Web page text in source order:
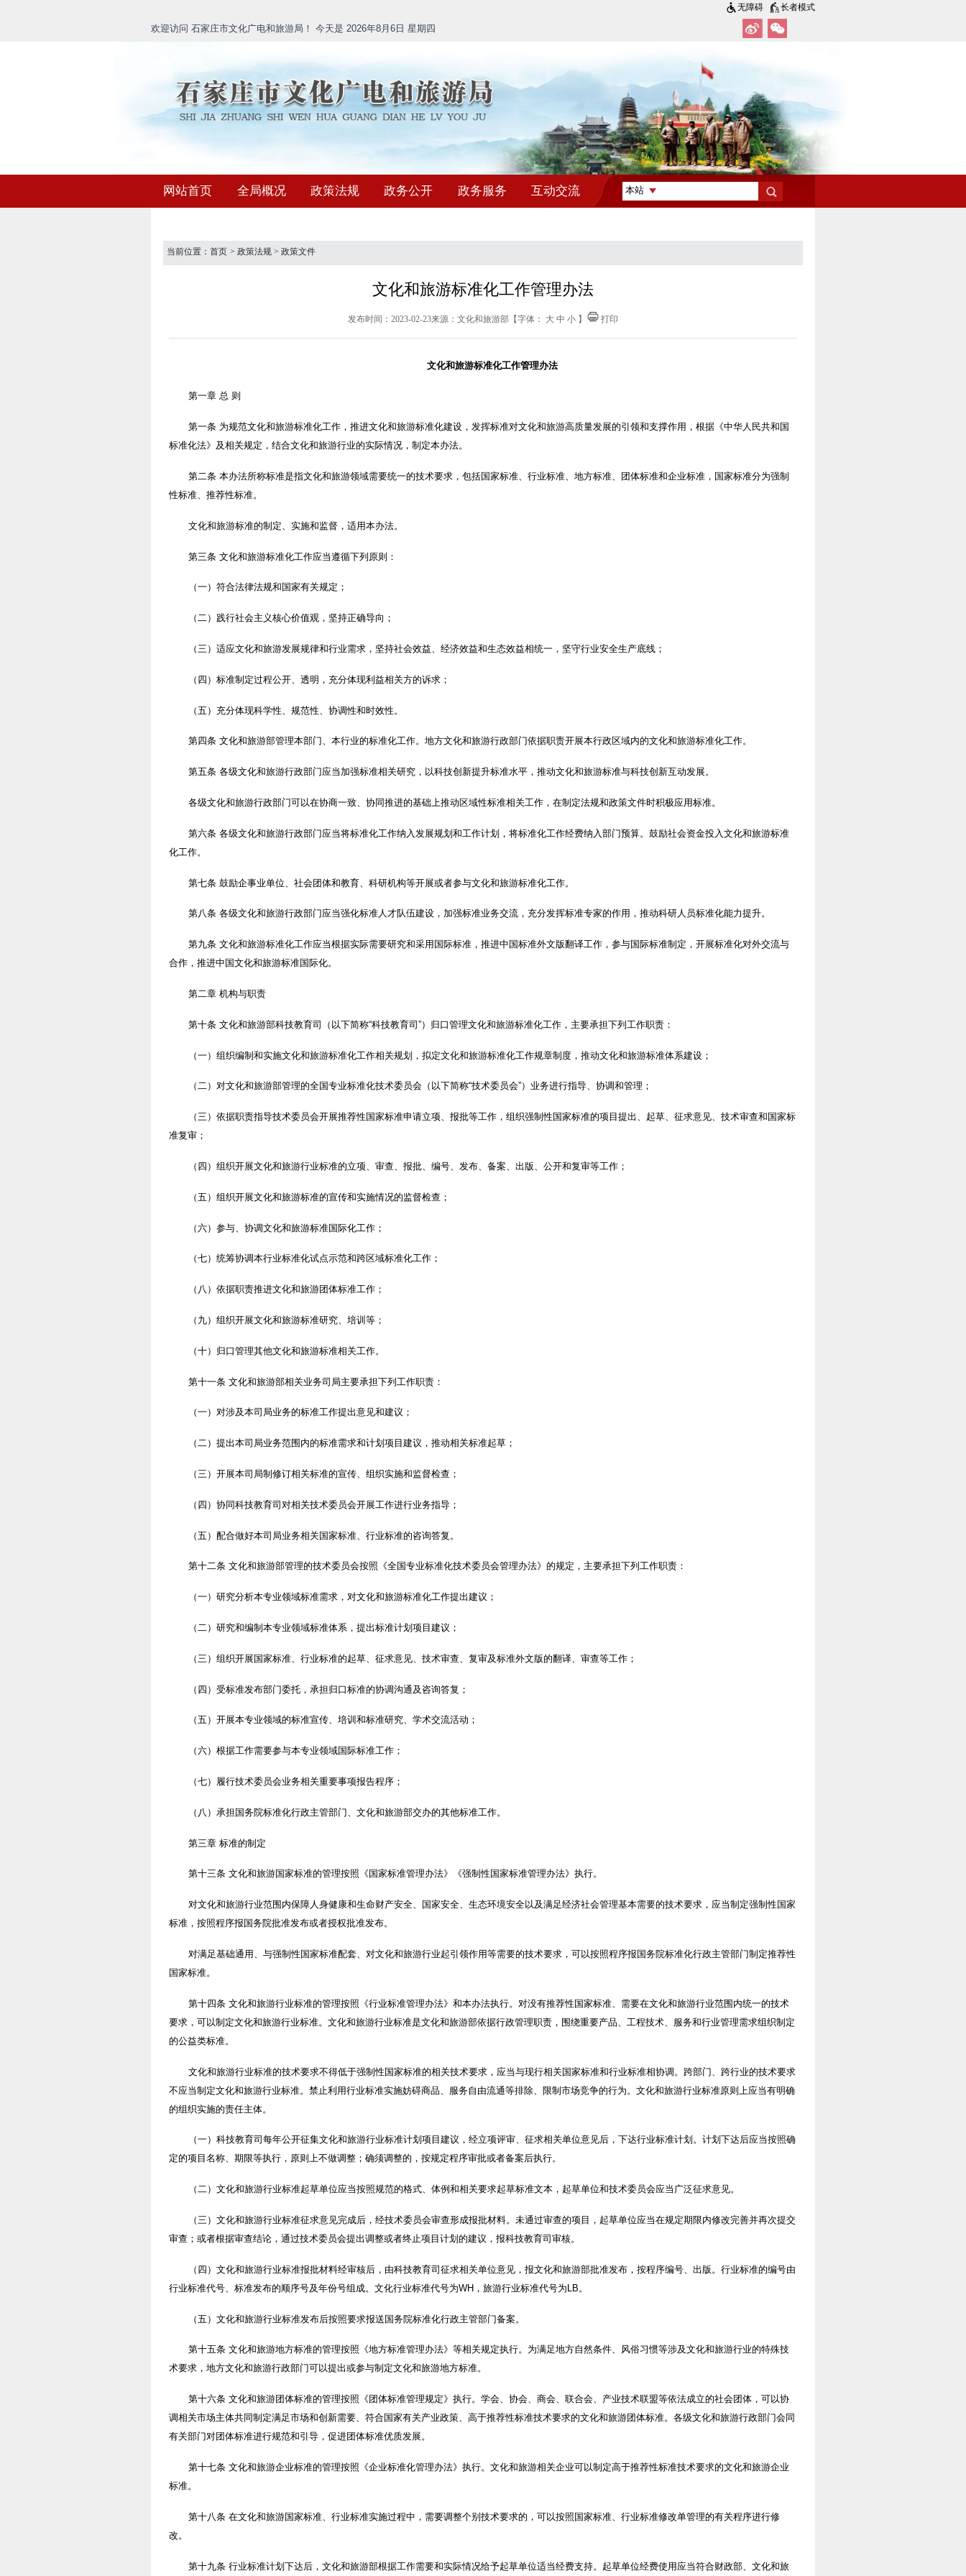
无障碍 长者模式
欢迎访问 石家庄市文化广电和旅游局！ 今天是 2026年8月6日 星期四
网站首页 全局概况 政策法规 政务公开 政务服务 互动交流
当前位置： 首页 > 政策法规> 政策文件
文化和旅游标准化工作管理办法
发布时间：2023-02-23来源：文化和旅游部 【字体： 大 中 小 】 打印
文化和旅游标准化工作管理办法
第一章 总 则
第一条 为规范文化和旅游标准化工作，推进文化和旅游标准化建设，发挥标准对文化和旅游高质量发展的引领和支撑作用，根据《中华人民共和国
标准化法》及相关规定，结合文化和旅游行业的实际情况，制定本办法。
第二条 本办法所称标准是指文化和旅游领域需要统一的技术要求，包括国家标准、行业标准、地方标准、团体标准和企业标准，国家标准分为强制
性标准、推荐性标准。
文化和旅游标准的制定、实施和监督，适用本办法。
第三条 文化和旅游标准化工作应当遵循下列原则：
（一）符合法律法规和国家有关规定；
（二）践行社会主义核心价值观，坚持正确导向；
（三）适应文化和旅游发展规律和行业需求，坚持社会效益、经济效益和生态效益相统一，坚守行业安全生产底线；
（四）标准制定过程公开、透明，充分体现利益相关方的诉求；
（五）充分体现科学性、规范性、协调性和时效性。
第四条 文化和旅游部管理本部门、本行业的标准化工作。地方文化和旅游行政部门依据职责开展本行政区域内的文化和旅游标准化工作。
第五条 各级文化和旅游行政部门应当加强标准相关研究，以科技创新提升标准水平，推动文化和旅游标准与科技创新互动发展。
各级文化和旅游行政部门可以在协商一致、协同推进的基础上推动区域性标准相关工作，在制定法规和政策文件时积极应用标准。
第六条 各级文化和旅游行政部门应当将标准化工作纳入发展规划和工作计划，将标准化工作经费纳入部门预算。鼓励社会资金投入文化和旅游标准
化工作。
第七条 鼓励企事业单位、社会团体和教育、科研机构等开展或者参与文化和旅游标准化工作。
第八条 各级文化和旅游行政部门应当强化标准人才队伍建设，加强标准业务交流，充分发挥标准专家的作用，推动科研人员标准化能力提升。
第九条 文化和旅游标准化工作应当根据实际需要研究和采用国际标准，推进中国标准外文版翻译工作，参与国际标准制定，开展标准化对外交流与
合作，推进中国文化和旅游标准国际化。
第二章 机构与职责
第十条 文化和旅游部科技教育司（以下简称“科技教育司”）归口管理文化和旅游标准化工作，主要承担下列工作职责：
（一）组织编制和实施文化和旅游标准化工作相关规划，拟定文化和旅游标准化工作规章制度，推动文化和旅游标准体系建设；
（二）对文化和旅游部管理的全国专业标准化技术委员会（以下简称“技术委员会”）业务进行指导、协调和管理；
（三）依据职责指导技术委员会开展推荐性国家标准申请立项、报批等工作，组织强制性国家标准的项目提出、起草、征求意见、技术审查和国家标
准复审；
（四）组织开展文化和旅游行业标准的立项、审查、报批、编号、发布、备案、出版、公开和复审等工作；
（五）组织开展文化和旅游标准的宣传和实施情况的监督检查；
（六）参与、协调文化和旅游标准国际化工作；
（七）统筹协调本行业标准化试点示范和跨区域标准化工作；
（八）依据职责推进文化和旅游团体标准工作；
（九）组织开展文化和旅游标准研究、培训等；
（十）归口管理其他文化和旅游标准相关工作。
第十一条 文化和旅游部相关业务司局主要承担下列工作职责：
（一）对涉及本司局业务的标准工作提出意见和建议；
（二）提出本司局业务范围内的标准需求和计划项目建议，推动相关标准起草；
（三）开展本司局制修订相关标准的宣传、组织实施和监督检查；
（四）协同科技教育司对相关技术委员会开展工作进行业务指导；
（五）配合做好本司局业务相关国家标准、行业标准的咨询答复。
第十二条 文化和旅游部管理的技术委员会按照《全国专业标准化技术委员会管理办法》的规定，主要承担下列工作职责：
（一）研究分析本专业领域标准需求，对文化和旅游标准化工作提出建议；
（二）研究和编制本专业领域标准体系，提出标准计划项目建议；
（三）组织开展国家标准、行业标准的起草、征求意见、技术审查、复审及标准外文版的翻译、审查等工作；
（四）受标准发布部门委托，承担归口标准的协调沟通及咨询答复；
（五）开展本专业领域的标准宣传、培训和标准研究、学术交流活动；
（六）根据工作需要参与本专业领域国际标准工作；
（七）履行技术委员会业务相关重要事项报告程序；
（八）承担国务院标准化行政主管部门、文化和旅游部交办的其他标准工作。
第三章 标准的制定
第十三条 文化和旅游国家标准的管理按照《国家标准管理办法》《强制性国家标准管理办法》执行。
对文化和旅游行业范围内保障人身健康和生命财产安全、国家安全、生态环境安全以及满足经济社会管理基本需要的技术要求，应当制定强制性国家
标准，按照程序报国务院批准发布或者授权批准发布。
对满足基础通用、与强制性国家标准配套、对文化和旅游行业起引领作用等需要的技术要求，可以按照程序报国务院标准化行政主管部门制定推荐性
国家标准。
第十四条 文化和旅游行业标准的管理按照《行业标准管理办法》和本办法执行。对没有推荐性国家标准、需要在文化和旅游行业范围内统一的技术
要求，可以制定文化和旅游行业标准。文化和旅游行业标准是文化和旅游部依据行政管理职责，围绕重要产品、工程技术、服务和行业管理需求组织制定
的公益类标准。
文化和旅游行业标准的技术要求不得低于强制性国家标准的相关技术要求，应当与现行相关国家标准和行业标准相协调。跨部门、跨行业的技术要求
不应当制定文化和旅游行业标准。禁止利用行业标准实施妨碍商品、服务自由流通等排除、限制市场竞争的行为。文化和旅游行业标准原则上应当有明确
的组织实施的责任主体。
（一）科技教育司每年公开征集文化和旅游行业标准计划项目建议，经立项评审、征求相关单位意见后，下达行业标准计划。计划下达后应当按照确
定的项目名称、期限等执行，原则上不做调整；确须调整的，按规定程序审批或者备案后执行。
（二）文化和旅游行业标准起草单位应当按照规范的格式、体例和相关要求起草标准文本，起草单位和技术委员会应当广泛征求意见。
（三）文化和旅游行业标准征求意见完成后，经技术委员会审查形成报批材料。未通过审查的项目，起草单位应当在规定期限内修改完善并再次提交
审查；或者根据审查结论，通过技术委员会提出调整或者终止项目计划的建议，报科技教育司审核。
（四）文化和旅游行业标准报批材料经审核后，由科技教育司征求相关单位意见，报文化和旅游部批准发布，按程序编号、出版。行业标准的编号由
行业标准代号、标准发布的顺序号及年份号组成。文化行业标准代号为WH，旅游行业标准代号为LB。
（五）文化和旅游行业标准发布后按照要求报送国务院标准化行政主管部门备案。
第十五条 文化和旅游地方标准的管理按照《地方标准管理办法》等相关规定执行。为满足地方自然条件、风俗习惯等涉及文化和旅游行业的特殊技
术要求，地方文化和旅游行政部门可以提出或参与制定文化和旅游地方标准。
第十六条 文化和旅游团体标准的管理按照《团体标准管理规定》执行。学会、协会、商会、联合会、产业技术联盟等依法成立的社会团体，可以协
调相关市场主体共同制定满足市场和创新需要、符合国家有关产业政策、高于推荐性标准技术要求的文化和旅游团体标准。各级文化和旅游行政部门会同
有关部门对团体标准进行规范和引导，促进团体标准优质发展。
第十七条 文化和旅游企业标准的管理按照《企业标准化管理办法》执行。文化和旅游相关企业可以制定高于推荐性标准技术要求的文化和旅游企业
标准。
第十八条 在文化和旅游国家标准、行业标准实施过程中，需要调整个别技术要求的，可以按照国家标准、行业标准修改单管理的有关程序进行修
改。
第十九条 行业标准计划下达后，文化和旅游部根据工作需要和实际情况给予起草单位适当经费支持。起草单位经费使用应当符合财政部、文化和旅